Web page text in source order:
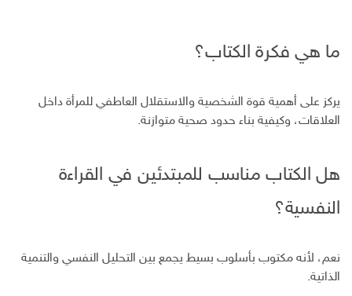
ما هي فكرة الكتاب؟
يركز على أهمية قوة الشخصية والاستقلال العاطفي للمرأة داخل
العلاقات، وكيفية بناء حدود صحية متوازنة.
هل الكتاب مناسب للمبتدئين في القراءة
النفسية؟
نعم، لأنه مكتوب بأسلوب بسيط يجمع بين التحليل النفسي والتنمية
الذاتية.